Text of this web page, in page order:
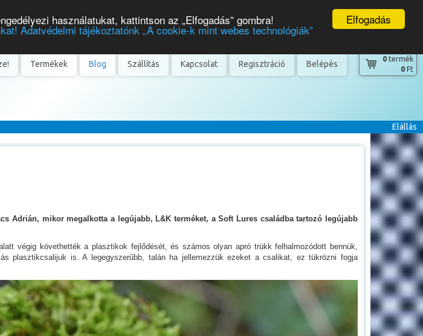
Elfogadás
használatukat, kattintson az „Elfogadás” gombra!
Adatvédelmi tájékoztatónk „A cookie-k mint webes technológiák”
0 termék
0 Ft
Termékek Blog Szállítás Kapcsolat Regisztráció Belépés
Elállás
Adrián, mikor megalkotta a legújabb, L&K terméket, a Soft Lures családba tartozó legújabb
végig követhették a plasztikok fejlődését, és számos olyan apró trükk felhalmozódott bennük,
plasztikcsalijuk is. A legegyszerűbb, talán ha jellemezzük ezeket a csalikat, ez tükrözni fogja